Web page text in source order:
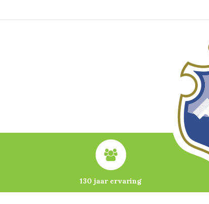
130 jaar ervaring